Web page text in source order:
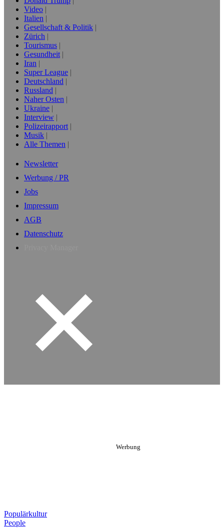
Video
Italien
Gesellschaft & Politik
Zürich
Tourismus
Gesundheit
Iran
Super League
Deutschland
Russland
Naher Osten
Ukraine
Interview
Polizeirapport
Musik
Alle Themen
Newsletter
Werbung / PR
Jobs
Impressum
AGB
Datenschutz
Populärkultur
People